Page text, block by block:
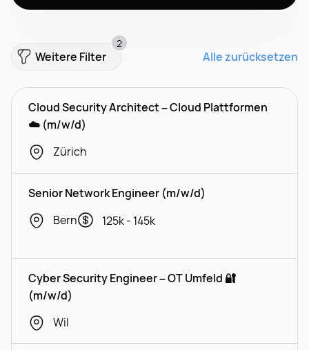
Weitere Filter
2
Alle zurücksetzen
Cloud Security Architect – Cloud Plattformen
☁️ (m/w/d)
Zürich
Senior Network Engineer (m/w/d)
Bern
125k - 145k
Cyber Security Engineer – OT Umfeld 🔐
(m/w/d)
Wil